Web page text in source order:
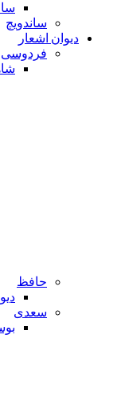
ساندویچ
دیوان اشعار
فردوسی
حافظ
سعدی